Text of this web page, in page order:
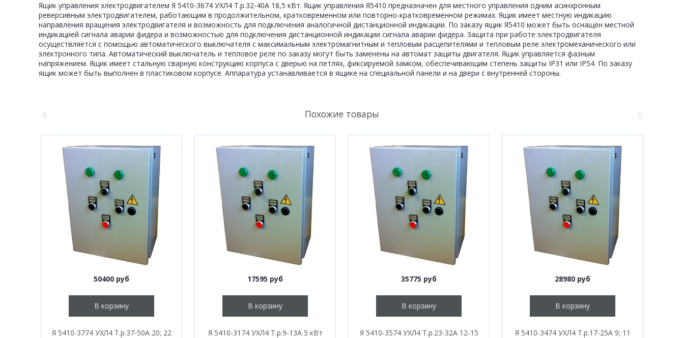
Ящик управления электродвигателем Я 5410-3674 УХЛ4 Т.р.32-40А 18,5 кВт. Ящик управления Я5410 предназначен для местного управления одним асинхронным
реверсивным электродвигателем, работающим в продолжительном, кратковременном или повторно-кратковременном режимах. Ящик имеет местную индикацию
направления вращения электродвигателя и возможность для подключения аналогичной дистанционной индикации. По заказу ящик Я5410 может быть оснащён местной
индикацией сигнала аварии фидера и возможностью для подключения дистанционной индикации сигнала аварии фидера. Защита при работе электродвигателя
осуществляется с помощью автоматического выключателя с максимальным электромагнитным и тепловым расцепителями и тепловым реле электромеханического или
электронного типа. Автоматический выключатель и тепловое реле по заказу могут быть заменены на автомат защиты двигателя. Ящик управляется фазным
напряжением. Ящик имеет стальную сварную конструкцию корпуса с дверью на петлях, фиксируемой замком, обеспечивающим степень защиты IР31 или IP54. По заказу
ящик может быть выполнен в пластиковом корпусе. Аппаратура устанавливается в ящике на специальной панели и на двери с внутренней стороны.
Похожие товары
50400 руб
В корзину
Я 5410-3774 УХЛ4 Т.р.37-50А 20; 22
17595 руб
В корзину
Я 5410-3174 УХЛ4 Т.р.9-13А 5 кВт
35775 руб
В корзину
Я 5410-3574 УХЛ4 Т.р.23-32А 12-15
28980 руб
В корзину
Я 5410-3474 УХЛ4 Т.р.17-25А 9; 11